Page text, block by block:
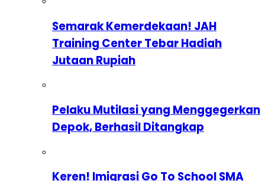
Semarak Kemerdekaan! JAH
Training Center Tebar Hadiah
Jutaan Rupiah
Pelaku Mutilasi yang Menggegerkan
Depok, Berhasil Ditangkap
Keren! Imigrasi Go To School SMA